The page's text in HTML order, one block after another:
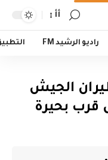
أأ
راديو الرشيد FM
الجيش
قرب بحيرة